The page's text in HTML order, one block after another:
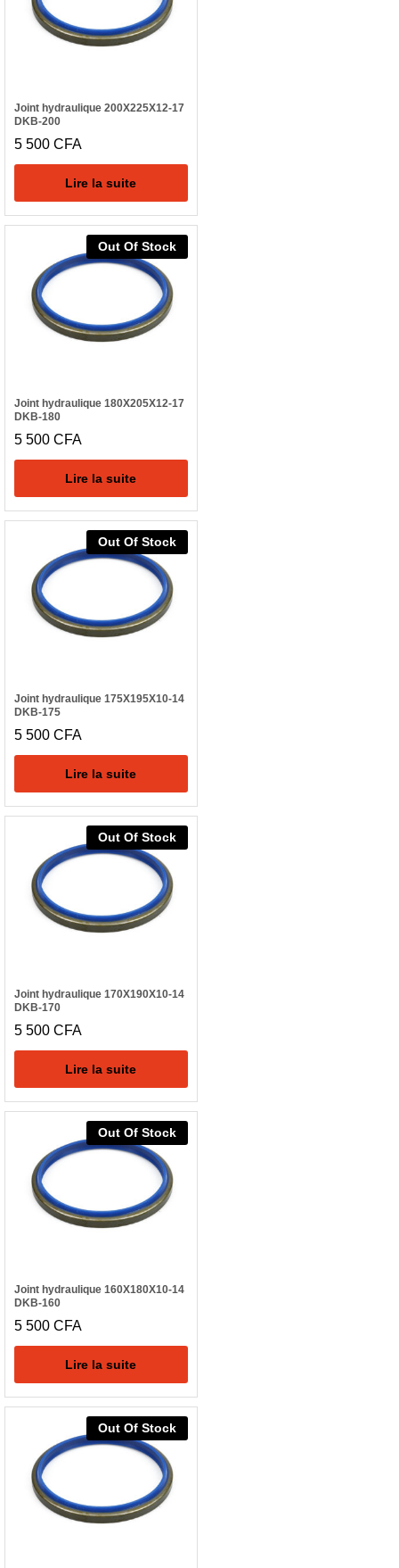
Joint hydraulique 200X225X12-17
DKB-200
5 500 CFA
Lire la suite
Out Of Stock
Joint hydraulique 180X205X12-17
DKB-180
5 500 CFA
Lire la suite
Out Of Stock
Joint hydraulique 175X195X10-14
DKB-175
5 500 CFA
Lire la suite
Out Of Stock
Joint hydraulique 170X190X10-14
DKB-170
5 500 CFA
Lire la suite
Out Of Stock
Joint hydraulique 160X180X10-14
DKB-160
5 500 CFA
Lire la suite
Out Of Stock